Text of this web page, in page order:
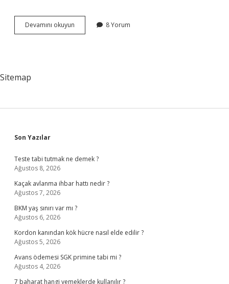
Devamını okuyun Arabistandaki
Petrol
8 Yorum
Sitemap
Sidebar
Son Yazılar
Teste tabi tutmak ne demek ?
Ağustos 8, 2026
Kaçak avlanma ihbar hattı nedir ?
Ağustos 7, 2026
BKM yaş sınırı var mı ?
Ağustos 6, 2026
Kordon kanından kök hücre nasıl elde edilir ?
Ağustos 5, 2026
Avans ödemesi SGK primine tabi mi ?
Ağustos 4, 2026
7 baharat hangi yemeklerde kullanılır ?